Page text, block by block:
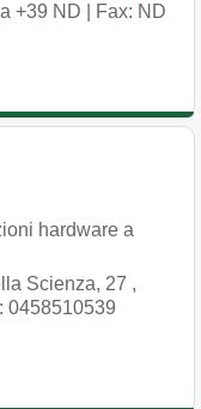
+39 ND | Fax: ND
hardware a
Scienza, 27 ,
0458510539